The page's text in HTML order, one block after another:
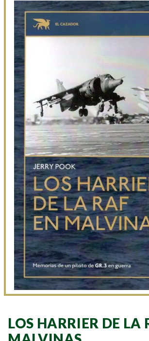
LOS HARRIER DE LA